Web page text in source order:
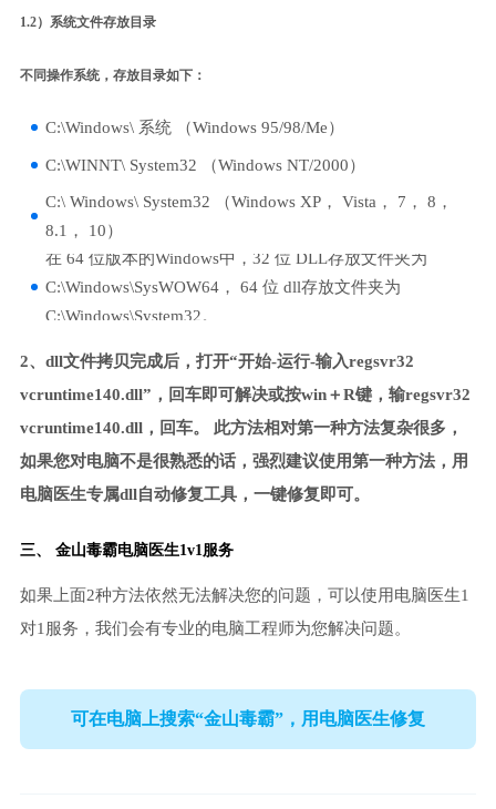
1.2）系统文件存放目录
不同操作系统，存放目录如下：
C:\Windows\ 系统 （Windows 95/98/Me）
C:\WINNT\ System32 （Windows NT/2000）
C:\ Windows\ System32 （Windows XP， Vista， 7， 8，
8.1， 10）
在 64 位版本的Windows中，32 位 DLL存放文件夹为
C:\Windows\SysWOW64， 64 位 dll存放文件夹为
C:\Windows\System32。
2、dll文件拷贝完成后，打开“开始-运行-输入regsvr32
vcruntime140.dll”，回车即可解决或按win＋R键，输regsvr32
vcruntime140.dll，回车。 此方法相对第一种方法复杂很多，
如果您对电脑不是很熟悉的话，强烈建议使用第一种方法，用
电脑医生专属dll自动修复工具，一键修复即可。
三、 金山毒霸电脑医生1v1服务
如果上面2种方法依然无法解决您的问题，可以使用电脑医生1
对1服务，我们会有专业的电脑工程师为您解决问题。
可在电脑上搜索“金山毒霸”，用电脑医生修复